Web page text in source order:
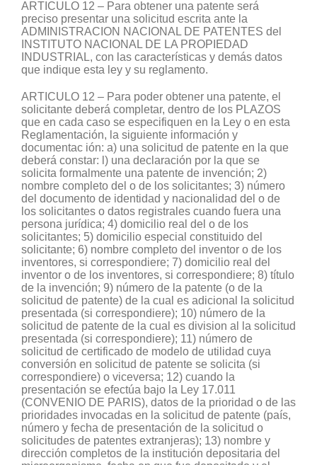
ARTICULO 12 – Para obtener una patente será
preciso presentar una solicitud escrita ante la
ADMINISTRACION NACIONAL DE PATENTES del
INSTITUTO NACIONAL DE LA PROPIEDAD
INDUSTRIAL, con las características y demás datos
que indique esta ley y su reglamento.
ARTICULO 12 – Para poder obtener una patente, el
solicitante deberá completar, dentro de los PLAZOS
que en cada caso se especifiquen en la Ley o en esta
Reglamentación, la siguiente información y
documentac ión: a) una solicitud de patente en la que
deberá constar: l) una declaración por la que se
solicita formalmente una patente de invención; 2)
nombre completo del o de los solicitantes; 3) número
del documento de identidad y nacionalidad del o de
los solicitantes o datos registrales cuando fuera una
persona jurídica; 4) domicilio real del o de los
solicitantes; 5) domicilio especial constituido del
solicitante; 6) nombre completo del inventor o de los
inventores, si correspondiere; 7) domicilio real del
inventor o de los inventores, si correspondiere; 8) título
de la invención; 9) número de la patente (o de la
solicitud de patente) de la cual es adicional la solicitud
presentada (si correspondiere); 10) número de la
solicitud de patente de la cual es division al la solicitud
presentada (si correspondiere); 11) número de
solicitud de certificado de modelo de utilidad cuya
conversión en solicitud de patente se solicita (si
correspondiere) o viceversa; 12) cuando la
presentación se efectúa bajo la Ley 17.011
(CONVENIO DE PARIS), datos de la prioridad o de las
prioridades invocadas en la solicitud de patente (país,
número y fecha de presentación de la solicitud o
solicitudes de patentes extranjeras); 13) nombre y
dirección completos de la institución depositaria del